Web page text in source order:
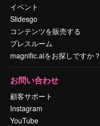
イベント
Slidesgo
コンテンツを販売する
プレスルーム
magnific.aiをお探しですか？
お問い合わせ
顧客サポート
Instagram
YouTube